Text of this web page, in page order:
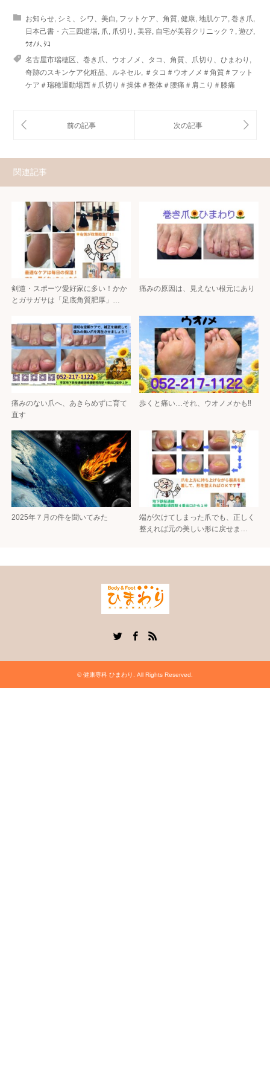
お知らせ, シミ、シワ、美白 , フットケア、角質, 健康, 地肌ケア, 巻き爪,
日本己書・六三四道場, 爪, 爪切り , 美容, 自宅が美容クリニック？ , 遊び,
ｳｵﾉﾒ､ﾀｺ
名古屋市瑞穂区、巻き爪、ウオノメ、タコ、角質、爪切り、ひまわり ,
奇跡のスキンケア化粧品、ルネセル, ＃タコ＃ウオノメ＃角質＃フット
ケア＃瑞穂運動場西＃爪切り＃操体＃整体＃腰痛＃肩こり＃膝痛
関連記事
剣道・スポーツ愛好家に多い！かか
とガサガサは「足底角質肥厚」…
痛みの原因は、見えない根元にあり
痛みのない爪へ、あきらめずに育て
直す
歩くと痛い…それ、ウオノメかも‼
2025年７月の件を聞いてみた
端が欠けてしまった爪でも、正しく
整えれば元の美しい形に戻せま…
©健康専科 ひまわり . All Rights Reserved.